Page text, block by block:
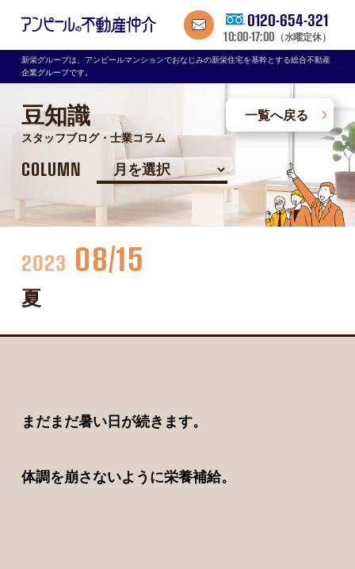
0120-654-321
10:00-17:00 （水曜定休）
新栄グループは、アンピールマンションでおなじみの新栄住宅を基幹とする総合不動産
企業グループです。
豆知識
スタッフブログ・士業コラム
COLUMN
一覧へ戻る
2023 08/15
夏
まだまだ暑い日が続きます。
体調を崩さないように栄養補給。